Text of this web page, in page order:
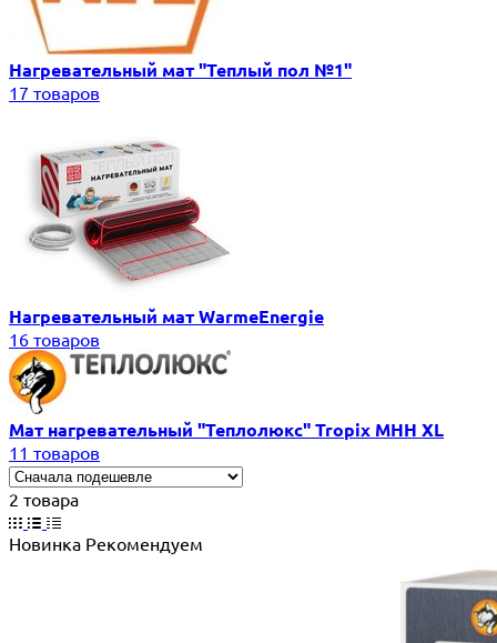
Нагревательный мат "Теплый пол №1"
17 товаров
Нагревательный мат WarmeEnergie
16 товаров
Мат нагревательный "Теплолюкс" Tropix МНН XL
11 товаров
2 товара
Новинка Рекомендуем